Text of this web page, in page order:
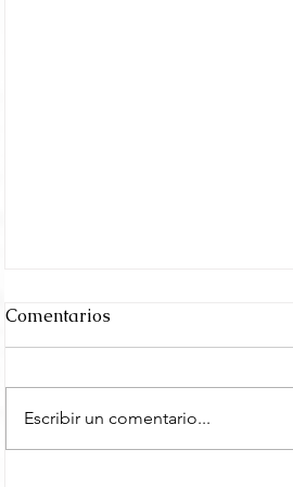
Comentarios
Escribir un comentario...